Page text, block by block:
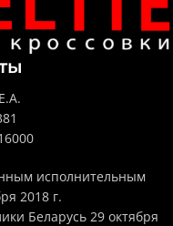
исполнительным
2018 г.
Беларусь 29 октября